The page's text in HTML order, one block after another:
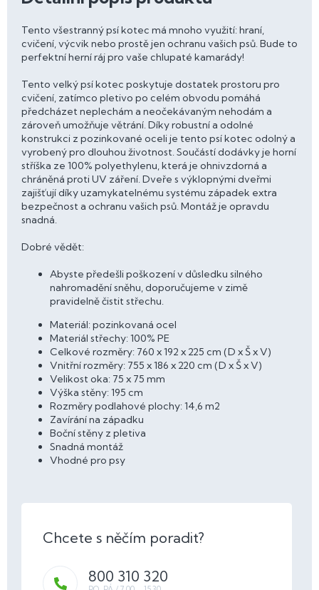
Tento všestranný psí kotec má mnoho využití: hraní,
cvičení, výcvik nebo prostě jen ochranu vašich psů. Bude to
perfektní herní ráj pro vaše chlupaté kamarády!
Tento velký psí kotec poskytuje dostatek prostoru pro
cvičení, zatímco pletivo po celém obvodu pomáhá
předcházet neplechám a neočekávaným nehodám a
zároveň umožňuje větrání. Díky robustní a odolné
konstrukci z pozinkované oceli je tento psí kotec odolný a
vyrobený pro dlouhou životnost. Součástí dodávky je horní
stříška ze 100% polyethylenu, která je ohnivzdorná a
chráněná proti UV záření. Dveře s výklopnými dveřmi
zajišťují díky uzamykatelnému systému západek extra
bezpečnost a ochranu vašich psů. Montáž je opravdu
snadná.
Dobré vědět:
Abyste předešli poškození v důsledku silného
nahromadění sněhu, doporučujeme v zimě
pravidelně čistit střechu.
Materiál: pozinkovaná ocel
Materiál střechy: 100% PE
Celkové rozměry: 760 x 192 x 225 cm (D x Š x V)
Vnitřní rozměry: 755 x 186 x 220 cm (D x Š x V)
Velikost oka: 75 x 75 mm
Výška stěny: 195 cm
Rozměry podlahové plochy: 14,6 m2
Zavírání na západku
Boční stěny z pletiva
Snadná montáž
Vhodné pro psy
800 310 320